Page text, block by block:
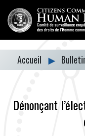
Accueil ▶
Dénonçant